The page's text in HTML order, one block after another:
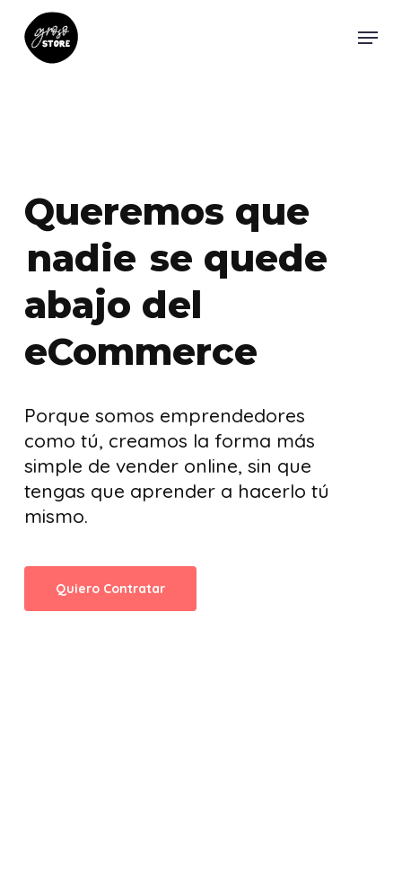
main
Menu
Queremos que
nadie se quede
abajo del
eCommerce
Porque somos emprendedores
como tú, creamos la forma más
simple de vender online, sin que
tengas que aprender a hacerlo tú
mismo.
Quiero Contratar